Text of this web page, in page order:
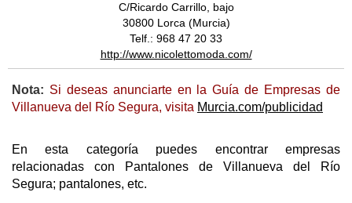
C/Ricardo Carrillo, bajo
30800 Lorca (Murcia)
Telf.: 968 47 20 33
http://www.nicolettomoda.com/
Nota: Si deseas anunciarte en la Guía de Empresas de
Villanueva del Río Segura, visita Murcia.com/publicidad
En esta categoría puedes encontrar empresas
relacionadas con Pantalones de Villanueva del Río
Segura; pantalones, etc.